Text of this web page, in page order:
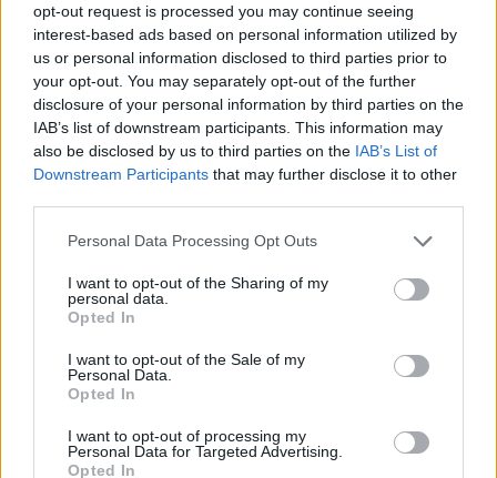
opt-out request is processed you may continue seeing
interest-based ads based on personal information utilized by
us or personal information disclosed to third parties prior to
your opt-out. You may separately opt-out of the further
disclosure of your personal information by third parties on the
IAB’s list of downstream participants. This information may
also be disclosed by us to third parties on the IAB’s List of
Downstream Participants that may further disclose it to other
Please note that this website/app uses one or more Google
not limited to your visit or usage behaviour. You may click to
grant or deny consent to Google and its third-party tags to
use your data for below specified purposes in below Google
consent section.
Personal Data Processing Opt Outs
I want to opt-out of the Sharing of my
personal data.
Opted In
I want to opt-out of the Sale of my
Personal Data.
Opted In
I want to opt-out of processing my
Personal Data for Targeted Advertising.
Opted In
SAN BASILIO
Insegue e spara a
uomo per
difendere ex
moglie
CONCERTONE
Ambra al vetriolo
sul tema delle
morti sul lavoro
POTREBBE INTERESSARTI
Riaprono i Giardini di via Sannio,
5 anni fa
commenta da solo”
6 anni fa
raggi Salvini